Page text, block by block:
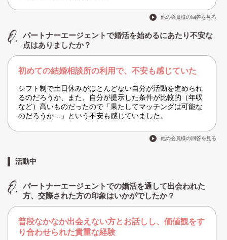
他の会員様の回答を見る
パートナーエージェントで婚活を始めるにあたり不安な
点はありましたか？
初めての結婚相談所の利用で、不安も感じていた
シフト制で土日休みがほとんどない自分が活動を進められ
るのだろうか、また、自分が提示した条件が比較的（年収
など）高いものだったので「果たしてマッチングは可能な
のだろうか…」という不安も感じていました。
他の会員様の回答を見る
活動中
パートナーエージェントでの婚活を通して出会われた
方、交際された方の印象はいかがでしたか？
普段なかなか出会えない方とお話しし、価値観をす
り合わせられた貴重な経験